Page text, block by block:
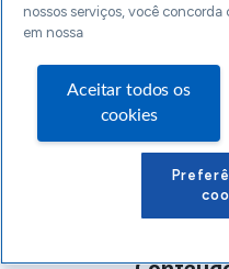
nossos serviços, você
em nossa
Aceitar todos os
cookies